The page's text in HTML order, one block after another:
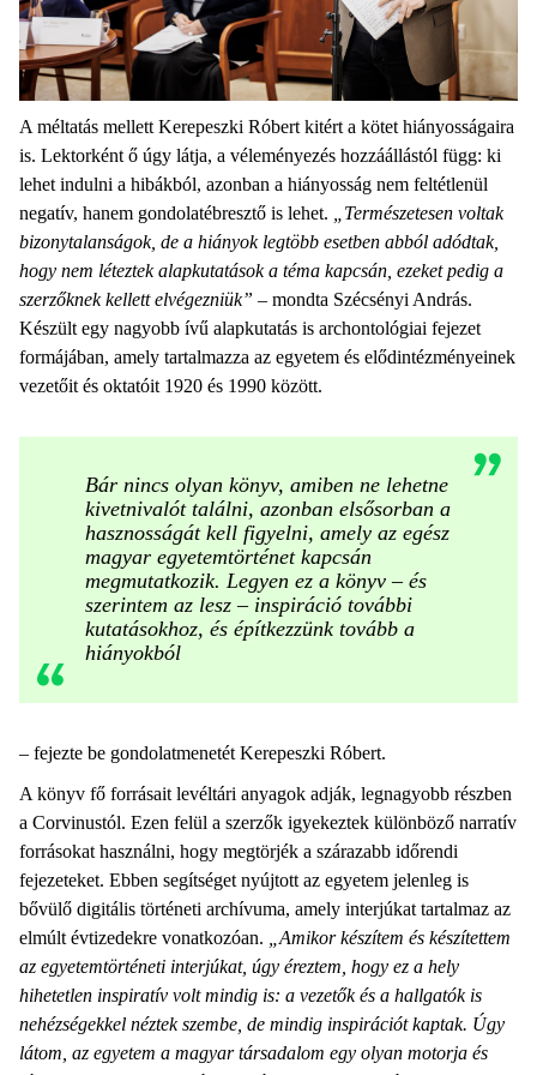
A méltatás mellett Kerepeszki Róbert kitért a kötet hiányosságaira
is. Lektorként ő úgy látja, a véleményezés hozzáállástól függ: ki
lehet indulni a hibákból, azonban a hiányosság nem feltétlenül
negatív, hanem gondolatébresztő is lehet.
Természetesen voltak
bizonytalanságok, de a hiányok legtöbb esetben abból adódtak,
hogy nem léteztek alapkutatások a téma kapcsán, ezeket pedig a
szerzőknek kellett elvégezniük” – mondta Szécsényi András.
Készült egy nagyobb ívű alapkutatás is archontológiai fejezet
formájában, amely tartalmazza az egyetem és elődintézményeinek
vezetőit és oktatóit 1920 és 1990 között.
Bár nincs olyan könyv, amiben ne lehetne
kivetnivalót találni, azonban elsősorban a
hasznosságát kell figyelni, amely az egész
magyar egyetemtörténet kapcsán
megmutatkozik. Legyen ez a könyv – és
szerintem az lesz – inspiráció további
kutatásokhoz, és építkezzünk tovább a
hiányokból
– fejezte be gondolatmenetét Kerepeszki Róbert.
A könyv fő forrásait levéltári anyagok adják, legnagyobb részben
a Corvinustól. Ezen felül a szerzők igyekeztek különböző narratív
forrásokat használni, hogy megtörjék a szárazabb időrendi
fejezeteket. Ebben segítséget nyújtott az egyetem jelenleg is
bővülő digitális történeti archívuma, amely interjúkat tartalmaz az
elmúlt évtizedekre vonatkozóan.
Amikor készítem és készítettem
az egyetemtörténeti interjúkat, úgy éreztem, hogy ez a hely
hihetetlen inspiratív volt mindig is: a vezetők és a hallgatók is
nehézségekkel néztek szembe, de mindig inspirációt kaptak. Úgy
látom, az egyetem a magyar társadalom egy olyan motorja és